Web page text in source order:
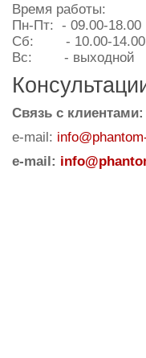
Время работы:
Пн-Пт: - 09.00-18.00
Сб: - 10.00-14.00
Вс: - выходной
Cвязь с клиентами:
e-mail:
e-mail: